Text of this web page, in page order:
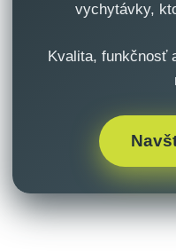
vychytávky,
Kvalita, funkčnosť